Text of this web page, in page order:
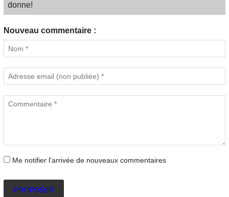
donne!
Nouveau commentaire :
Me notifier l'arrivée de nouveaux commentaires
PROPOSER